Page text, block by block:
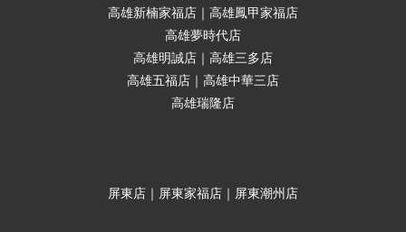
高雄新楠家福店｜高雄鳳甲家福店
高雄夢時代店
高雄明誠店｜高雄三多店
高雄五福店｜高雄中華三店
高雄瑞隆店
屏東店｜屏東家福店｜屏東潮州店